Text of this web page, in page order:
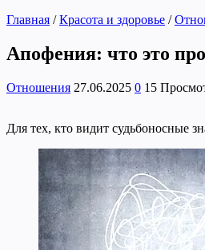
Главная / Красота и здоровье /
Апофения: что это
Отношения 27.06.2025 0 15
Для тех, кто видит судьбоносные